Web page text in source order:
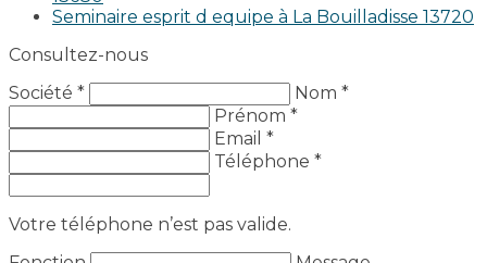
Seminaire esprit d equipe à La Bouilladisse 13720
Consultez-nous
Société *
Nom *
Prénom *
Email *
Téléphone *
Votre téléphone n’est pas valide.